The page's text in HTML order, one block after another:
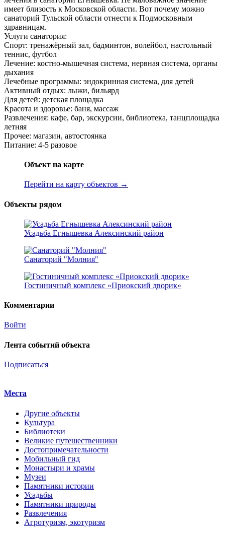
имеет близость к Московской области. Вот почему можно
санаторий Тульской области отнести к Подмосковным
здравницам.
Услуги санатория:
Спорт: тренажёрный зал, бадминтон, волейбол, настольный
теннис, футбол
Лечение: костно-мышечная система, нервная система, органы
дыхания
Лечебные программы: эндокринная система, для детей
Активный отдых: лыжи, бильярд
Для детей: детская площадка
Красота и здоровье: баня, массаж
Развлечения: кафе, бар, экскурсии, библиотека, танцплощадка
летняя
Прочее: магазин, автостоянка
Питание: 4-5 разовое
Объект на карте
Перейти на карту объектов →
Объекты рядом
Усадьба Егнышевка Алексинский район
Санаторий "Молния"
Гостиничный комплекс «Приокский дворик»
Комментарии
Войти
Лента событий объекта
Подписаться
Места
Другие объекты
Культура
Библиотеки
Великие путешественники
Достопримечательности
Мобильный гид
Монастыри и храмы
Музеи
Памятники истории
Усадьбы
Памятники природы
Развлечения
Агротуризм, экотуризм